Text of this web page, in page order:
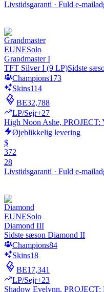
Livstidsgaranti · Fuld e-
EUNESolo
Grandmaster I
TFT Silver I (9 LP)Sidste
Champions173
Skins114
BE32,788
LP/Sejr+27
High Noon Ashe, PROJECT:
Øjeblikkelig levering
$
372
28
Livstidsgaranti · Fuld e-
EUNESolo
Diamond III
Sidste sæson Diamond II
Champions84
Skins18
BE17,341
LP/Sejr+23
Shadow Evelynn, PROJECT: